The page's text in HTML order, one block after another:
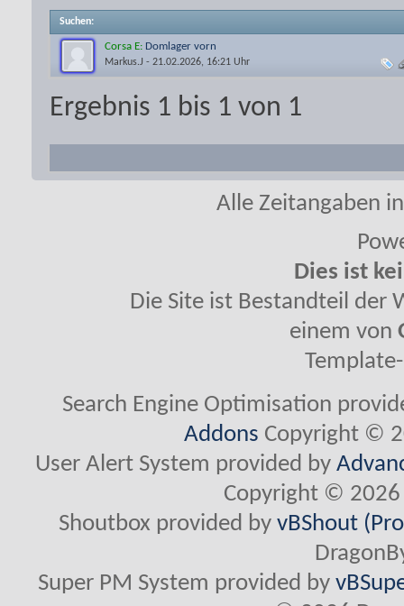
Suchen:
Corsa E: Domlager vorn
Markus.J - 21.02.2026, 16:21 Uhr
Ergebnis 1 bis 1 von 1
Alle Zeitangaben
Dies ist
Die Site ist Bestandteil der
einem von
Search Engine Optimisation
Addons Copyright ©
User Alert System provided by
Copyright © 2026
Shoutbox provided byvBShout
Super PM System provided by